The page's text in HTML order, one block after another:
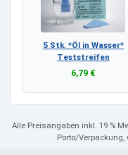
5 Stk. *Öl in Wasser*
Teststreifen
6,79 €
Alle Preisangaben inkl. 19 %
Porto/